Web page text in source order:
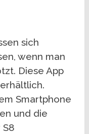
sich
wenn man
Diese App
Smartphone
und die